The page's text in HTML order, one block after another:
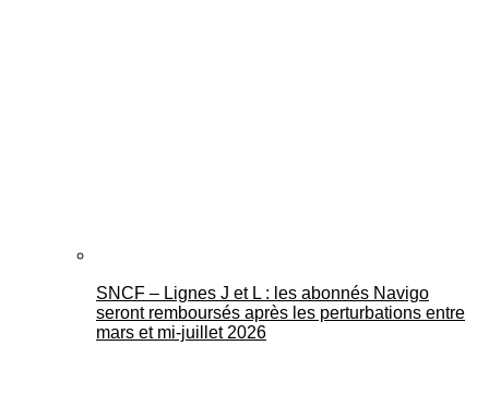
SNCF – Lignes J et L : les abonnés Navigo
seront remboursés après les perturbations entre
mars et mi-juillet 2026